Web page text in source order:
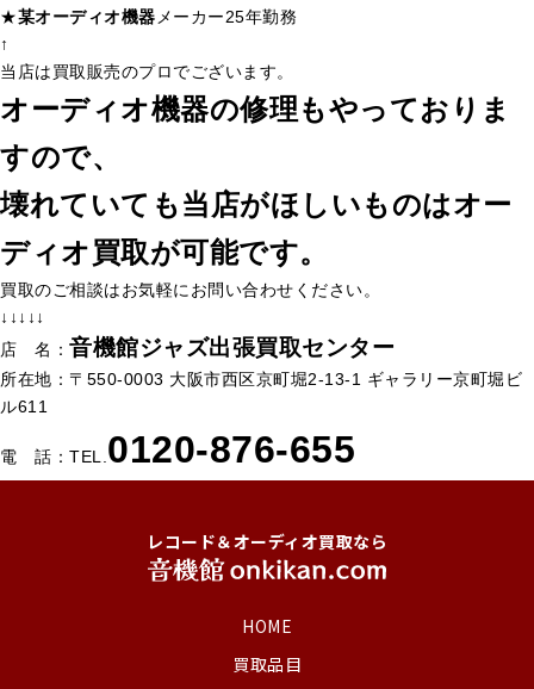
★某オーディオ機器 メーカー25年勤務
↑
当店は買取販売のプロでございます。
オーディオ機器の修理もやっておりま
すので、
壊れていても当店がほしいものはオー
ディオ買取が可能です。
買取のご相談はお気軽にお問い合わせください。
↓↓↓↓↓
店 名： 音機館ジャズ出張買取センター
所在地：〒550-0003 大阪市西区京町堀2-13-1 ギャラリー京町堀ビ
ル611
電 話：TEL. 0120-876-655
レコード＆オーディオ買取なら
HOME
買取品目